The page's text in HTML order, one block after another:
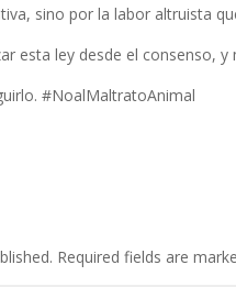
sino por la labor altruista
esta ley desde el consenso,
#NoalMaltratoAnimal
Required fields are